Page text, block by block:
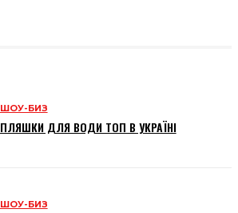
ШОУ-БИЗ
ПЛЯШКИ ДЛЯ ВОДИ ТОП В УКРАЇНІ
ШОУ-БИЗ